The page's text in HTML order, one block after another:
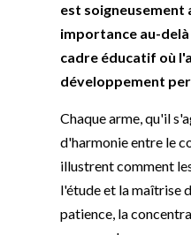
est soigneusement
importance au-
cadre éducatif où
développement
Chaque arme, qu'il
d'harmonie entre le
illustrent comment
l'étude et la maîtrise
patience, la